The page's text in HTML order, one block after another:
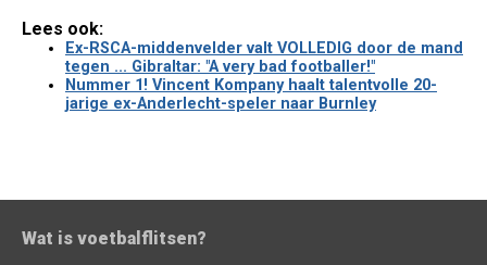
Lees ook:
Ex-RSCA-middenvelder valt VOLLEDIG door de mand
tegen ... Gibraltar: "A very bad footballer!"
Nummer 1! Vincent Kompany haalt talentvolle 20-
jarige ex-Anderlecht-speler naar Burnley
Wat is voetbalflitsen?